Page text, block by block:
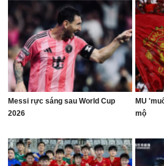
Messi rực sáng sau World Cup
2026
MU
mộ